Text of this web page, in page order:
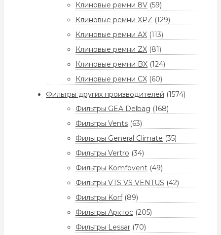
Клиновые ремни 8V (59)
Клиновые ремни XPZ (129)
Клиновые ремни AX (113)
Клиновые ремни ZX (81)
Клиновые ремни BX (124)
Клиновые ремни CX (60)
Фильтры других производителей (1574)
Фильтры GEA Delbag (168)
Фильтры Vents (63)
Фильтры General Climate (35)
Фильтры Vertro (34)
Фильтры Komfovent (49)
Фильтры VTS VS VENTUS (42)
Фильтры Korf (89)
Фильтры Арктос (205)
Фильтры Lessar (70)